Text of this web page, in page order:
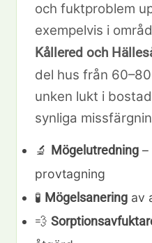
och fuktproblem
exempelvis i
Kållered och
del hus från
unken lukt i
synliga
🔬 Mögelutredning–
provtagning
🧪 Mögelsaneringav
💨